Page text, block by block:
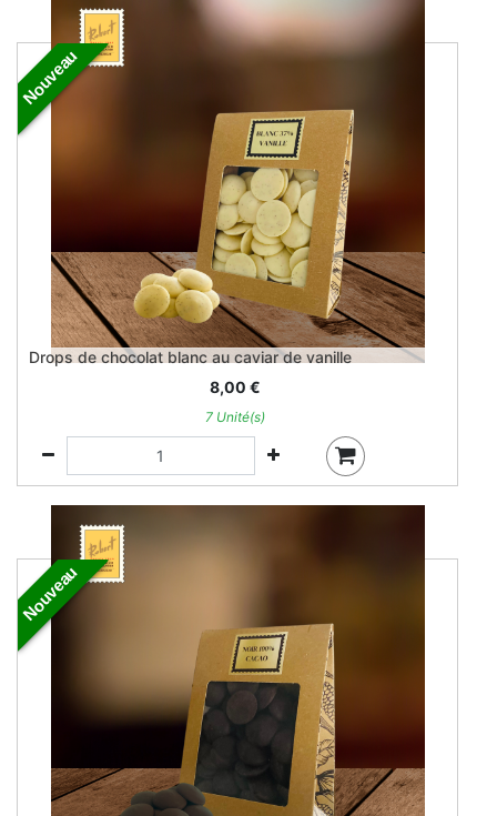
Nouveau
Drops de chocolat blanc au caviar de vanille
8,00 €
7 Unité(s)
Nouveau